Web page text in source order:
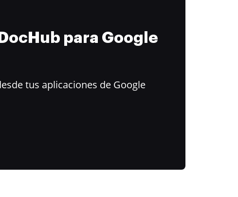
para Google
tus aplicaciones de Google